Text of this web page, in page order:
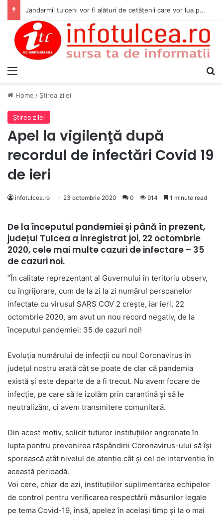
Jandarmii tulceni vor fi alături de cetățenii care vor lua parte la Festivalul Folk Țestos
Home / Ştirea zilei
Ştirea zilei
Apel la vigilenţă după
recordul de infectări Covid 19
de ieri
infotulcea.ro 23 octombrie 2020 0 914 1 minute read
De la începutul pandemiei și până în prezent,
județul Tulcea a inregistrat joi, 22 octombrie
2020, cele mai multe cazuri de infectare – 35
de cazuri noi.
”În calitate reprezentant al Guvernului în teritoriu observ,
cu îngrijorare, cum de la zi la zi numărul persoanelor
infectate cu virusul SARS COV 2 creşte, iar ieri, 22
octombrie 2020, am avut un nou record negativ, de la
începutul pandemiei: 35 de cazuri noi!
Evoluția numărului de infecții cu noul Coronavirus în
județul nostru arată cât se poate de clar că pandemia
există şi este departe de a fi trecut. Nu avem focare de
infecție, pe care să le izolăm prin carantină și să le
neutralizăm, ci avem transmitere comunitară.
Din acest motiv, solicit tuturor instituțiilor angrenate în
lupta pentru prevenirea răspândirii Coronavirus-ului să își
sporească atât nivelul de atenție cât și cel de intervenție în
această perioadă.
Voi cere, chiar de azi, instituţiilor suplimentarea echipelor
de control pentru verificarea respectării măsurilor legale
pe tema Covid-19, însă, apelez în acelaşi timp şi la o mai